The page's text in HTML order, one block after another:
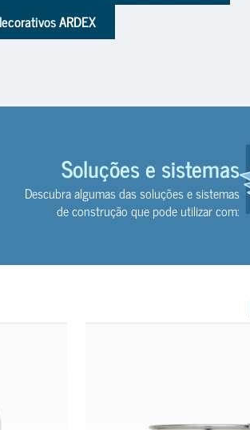
ARDEX
Soluções e sistemas
Descubra algumas das soluções e sistemas
de construção que pode utilizar com: